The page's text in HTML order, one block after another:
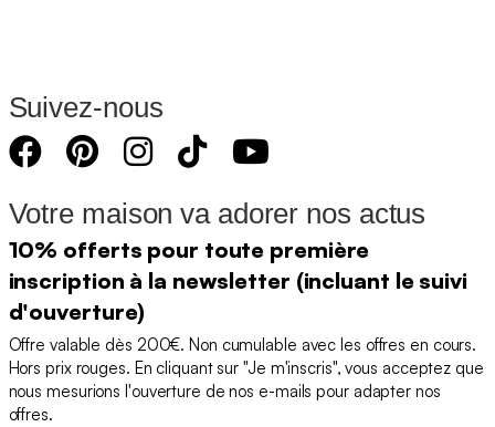
Suivez-nous
Votre maison va adorer nos actus
10% offerts pour toute première
inscription à la newsletter (incluant le suivi
d'ouverture)
Offre valable dès 200€. Non cumulable avec les offres en cours.
Hors prix rouges. En cliquant sur "Je m'inscris", vous acceptez que
nous mesurions l'ouverture de nos e-mails pour adapter nos
offres.